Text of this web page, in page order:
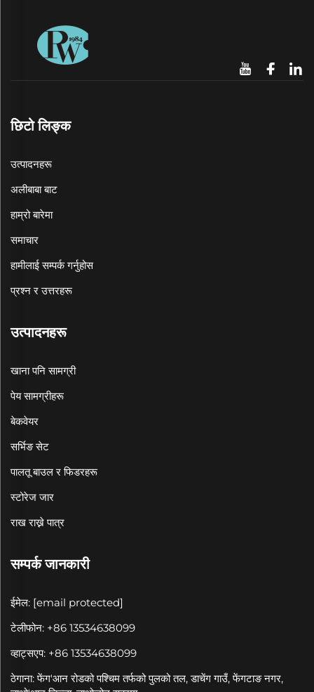
छिटो लिङ्क
उत्पादनहरू
अलीबाबा बाट
हाम्रो बारेमा
समाचार
हामीलाई सम्पर्क गर्नुहोस
प्रश्न र उत्तरहरू
उत्पादनहरू
खाना पनि सामग्री
पेय सामग्रीहरू
बेकवेयर
सर्भिङ सेट
पालतू बाउल र फिडरहरू
स्टोरेज जार
राख राख्ने पात्र
सम्पर्क जानकारी
ईमेल: [email protected]
टेलीफोन: +86 13534638099
व्हाट्सएप: +86 13534638099
ठेगाना: फेंग'आन रोडको पश्चिम तर्फको पुलको तल, डाचेंग गाउँ, फेंगटाङ नगर,